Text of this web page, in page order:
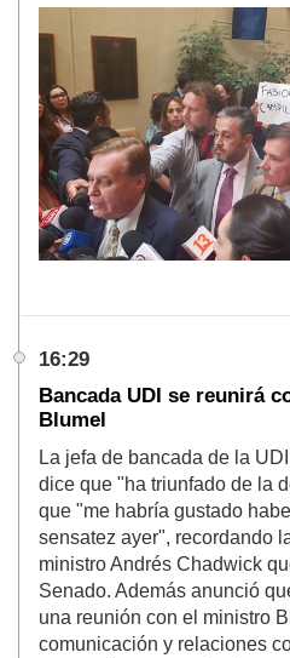
16:29
Bancada UDI se reunirá
Blumel
La jefa de bancada de la
dice que "ha triunfado de la
que "me habría gustado
sensatez ayer", recordando
ministro Andrés Chadwick
Senado. Además anunció
una reunión con el ministro
comunicación y relaciones